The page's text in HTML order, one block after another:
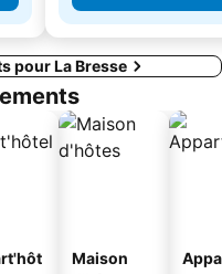
pour La Bresse
Maison